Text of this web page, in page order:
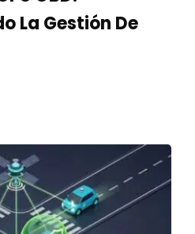
La Gestión De